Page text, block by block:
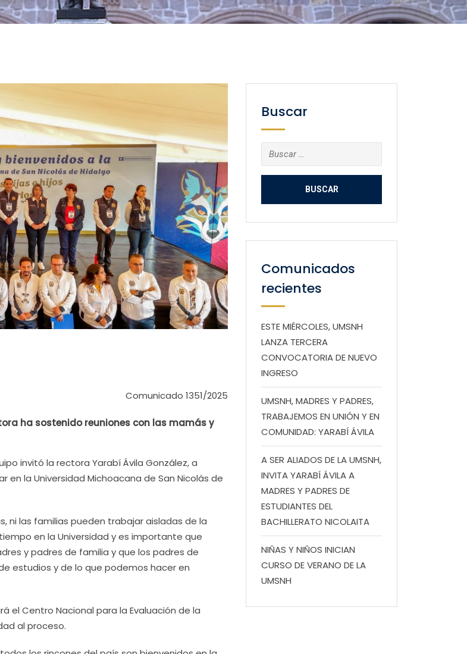
Comunicado 1351/2025
ha sostenido reuniones con las mamás y
invitó la rectora Yarabí Ávila González, a
la Universidad Michoacana de San Nicolás de
ni las familias pueden trabajar aisladas de la
en la Universidad y es importante que
y padres de familia y que los padres de
estudios y de lo que podemos hacer en
el Centro Nacional para la Evaluación de la
al proceso.
Buscar
Buscar:
Comunicados
recientes
ESTE MIÉRCOLES, UMSNH
LANZA TERCERA
CONVOCATORIA DE NUEVO
INGRESO
UMSNH, MADRES Y PADRES,
TRABAJEMOS EN UNIÓN Y EN
COMUNIDAD: YARABÍ ÁVILA
A SER ALIADOS DE LA UMSNH,
INVITA YARABÍ ÁVILA A
MADRES Y PADRES DE
ESTUDIANTES DEL
BACHILLERATO NICOLAITA
NIÑAS Y NIÑOS INICIAN
CURSO DE VERANO DE LA
UMSNH